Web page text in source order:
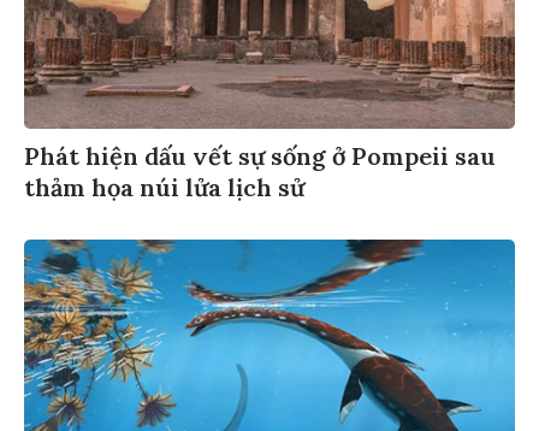
Phát hiện dấu vết sự sống ở Pompeii sau
thảm họa núi lửa lịch sử